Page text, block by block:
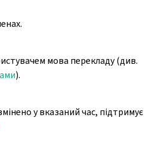
мова перекладу (див.
).
у вказаний час, підтримує